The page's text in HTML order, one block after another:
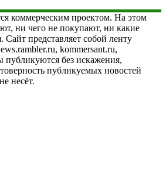
коммерческим проектом. На этом
ни чего не покупают, ни какие
Сайт представляет собой ленту
kommersant.ru,
публикуются без искажения,
публикуемых новостей
несёт.